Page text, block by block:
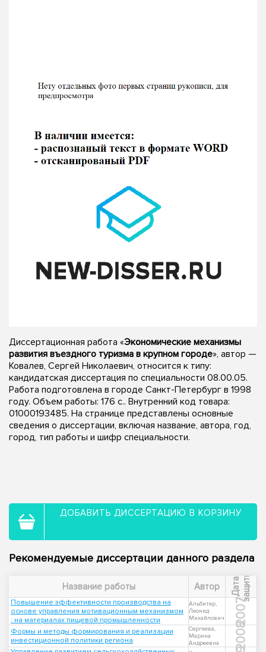
Диссертационная работа «Экономические механизмы
развития въездного туризма в крупном городе», автор —
Ковалев, Сергей Николаевич, относится к типу:
кандидатская диссертация по специальности 08.00.05.
Работа подготовлена в городе Санкт-Петербург в 1998
году. Объем работы: 176 с.. Внутренний код товара:
01000193485. На странице представлены основные
сведения о диссертации, включая название, автора, год,
город, тип работы и шифр специальности.
ДОБАВИТЬ ДИССЕРТАЦИЮ В КОРЗИНУ
Рекомендуемые диссертации данного раздела
Название работы Автор Д
а
т
а
з
а
щ
и
т ы
Повышение эффективности производства на
основе управления мотивационным механизмом
: на материалах пищевой промышленности
Альбитер,
Леонид
Михайлович
2007
Формы и методы формирования и реализации
инвестиционной политики региона
Сергеева,
Марина
Андреевна
2008